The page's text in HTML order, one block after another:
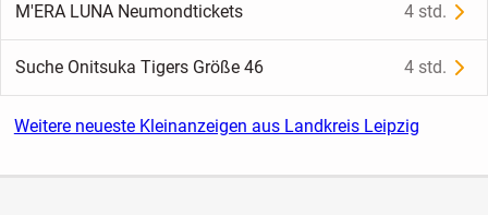
M'ERA LUNA Neumondtickets 4 std.
Suche Onitsuka Tigers Größe 46 4 std.
Weitere neueste Kleinanzeigen aus Landkreis Leipzig